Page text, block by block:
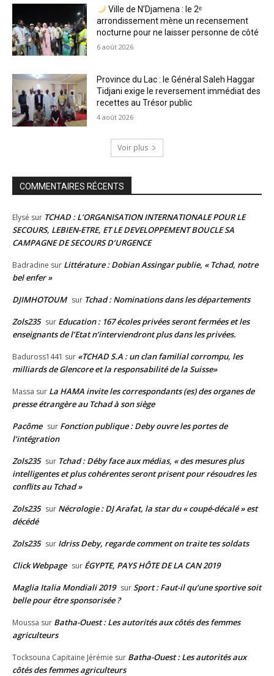
Ville de N’Djamena : le 2ᵉ
arrondissement mène un recensement
nocturne pour ne laisser personne de côté
6 août 2026
Province du Lac : le Général Saleh Haggar
Tidjani exige le reversement immédiat des
recettes au Trésor public
4 août 2026
Voir plus
COMMENTAIRES RÉCENTS
Elysé sur TCHAD : L’ORGANISATION INTERNATIONALE POUR LE
SECOURS, LEBIEN-ETRE, ET LE DEVELOPPEMENT BOUCLE SA
CAMPAGNE DE SECOURS D’URGENCE
Badradine sur Littérature : Dobian Assingar publie, « Tchad, notre
bel enfer »
DJIMHOTOUM sur Tchad : Nominations dans les départements
Zols235 sur Education : 167 écoles privées seront fermées et les
enseignants de l’Etat n’interviendront plus dans les privées.
Baduross1441 sur «TCHAD S.A : un clan familial corrompu, les
milliards de Glencore et la responsabilité de la Suisse»
Massa sur La HAMA invite les correspondants (es) des organes de
presse étrangère au Tchad à son siège
Pacôme sur Fonction publique : Deby ouvre les portes de
l’intégration
Zols235 sur Tchad : Déby face aux médias, « des mesures plus
intelligentes et plus cohérentes seront prisent pour résoudres les
conflits au Tchad »
Zols235 sur Nécrologie : DJ Arafat, la star du « coupé-décalé » est
décédé
Zols235 sur Idriss Deby, regarde comment on traite tes soldats
Click Webpage sur ÉGYPTE, PAYS HÔTE DE LA CAN 2019
Maglia Italia Mondiali 2019 surSport : Faut-il qu’une sportive soit
belle pour être sponsorisée ?
Moussa sur Batha-Ouest : Les autorités aux côtés des femmes
agriculteurs
Tocksouna Capitaine Jérémie sur Batha-Ouest : Les autorités aux
côtés des femmes agriculteurs